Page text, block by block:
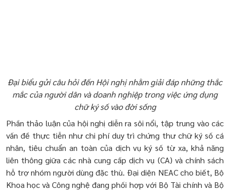
Đại biểu gửi câu hỏi đến Hội nghị nhằm giải đáp những thắc
mắc của người dân và doanh nghiệp trong việc ứng dụng
chữ ký số vào đời sống
Phần thảo luận của hội nghị diễn ra sôi nổi, tập trung vào các
vấn đề thực tiễn như chi phí duy trì chứng thư chữ ký số cá
nhân, tiêu chuẩn an toàn của dịch vụ ký số từ xa, khả năng
liên thông giữa các nhà cung cấp dịch vụ (CA) và chính sách
hỗ trợ nhóm người dùng đặc thù. Đại diện NEAC cho biết, Bộ
Khoa học và Công nghệ đang phối hợp với Bộ Tài chính và Bộ